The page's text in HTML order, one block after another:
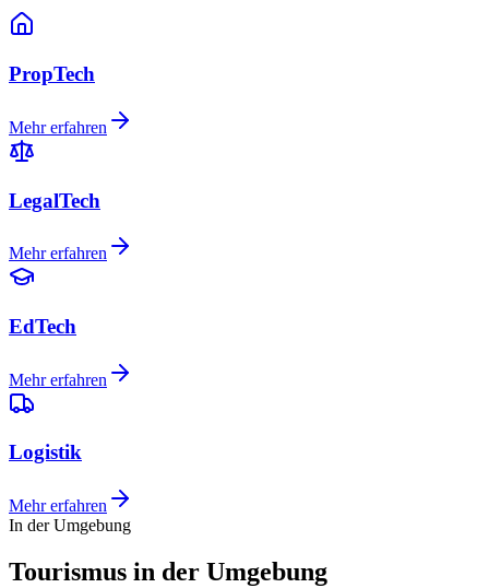
PropTech
Mehr erfahren
LegalTech
Mehr erfahren
EdTech
Mehr erfahren
Logistik
Mehr erfahren
In der Umgebung
Tourismus in der Umgebung